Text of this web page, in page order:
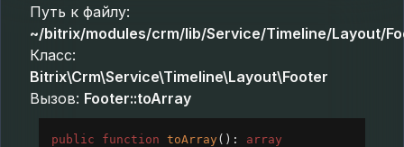
Путь к файлу:
~/bitrix/modules/crm/lib/Service/Timeline/Layout/
Класс:
Bitrix\Crm\Service\Timeline\Layout\Footer
Вызов: Footer::toArray
public function toArray(): array